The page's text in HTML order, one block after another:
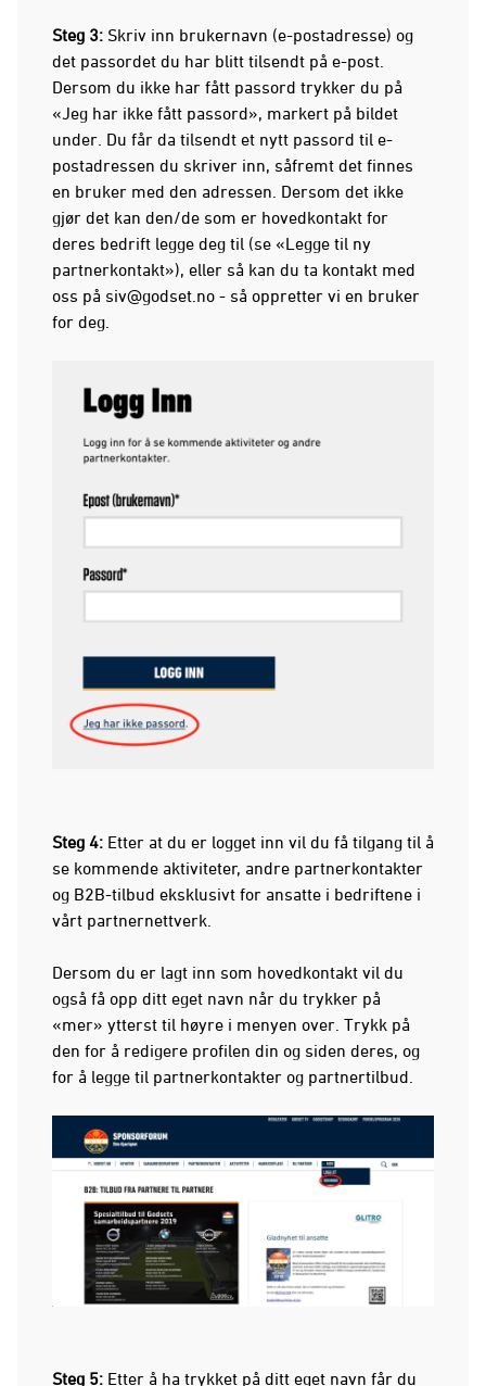
Steg 3: Skriv inn brukernavn (e-postadresse) og
det passordet du har blitt tilsendt på e-post.
Dersom du ikke har fått passord trykker du på
«Jeg har ikke fått passord», markert på bildet
under. Du får da tilsendt et nytt passord til e-
postadressen du skriver inn, såfremt det finnes
en bruker med den adressen. Dersom det ikke
gjør det kan den/de som er hovedkontakt for
deres bedrift legge deg til (se «Legge til ny
partnerkontakt»), eller så kan du ta kontakt med
oss på siv@godset.no - så oppretter vi en bruker
for deg.
Steg 4: Etter at du er logget inn vil du få tilgang til å
se kommende aktiviteter, andre partnerkontakter
og B2B-tilbud eksklusivt for ansatte i bedriftene i
vårt partnernettverk.
Dersom du er lagt inn som hovedkontakt vil du
også få opp ditt eget navn når du trykker på
«mer» ytterst til høyre i menyen over. Trykk på
den for å redigere profilen din og siden deres, og
for å legge til partnerkontakter og partnertilbud.
Steg 5: Etter å ha trykket på ditt eget navn får du